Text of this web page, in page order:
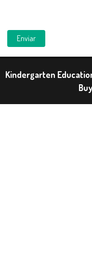
Kindergarten